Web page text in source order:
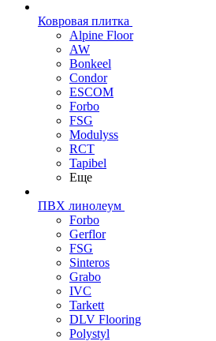
Ковровая плитка
Alpine Floor
AW
Bonkeel
Condor
ESCOM
Forbo
FSG
Modulyss
RCT
Tapibel
Еще
ПВХ линолеум
Forbo
Gerflor
FSG
Sinteros
Grabo
IVC
Tarkett
DLV Flooring
Polystyl